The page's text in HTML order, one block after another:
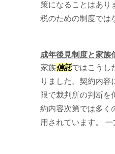
策になることはあり
税のための制度では
成年後見制度と家族
家族信託ではこうし
りました。契約内
限で裁判所の判断を
約内容次第では多く
用されています。 一